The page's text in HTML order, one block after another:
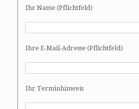
Ihr Name (Pflichtfeld)
Ihre E-Mail-Adresse (Pflichtfeld)
Ihr Terminhinweis